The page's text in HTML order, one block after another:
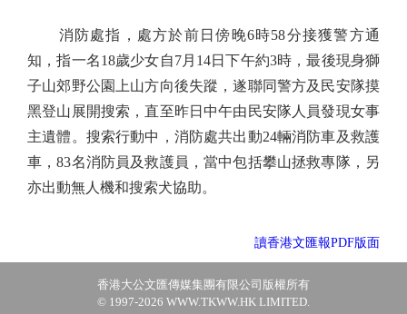
消防處指，處方於前日傍晚6時58分接獲警方通
知，指一名18歲少女自7月14日下午約3時，最後現身獅
子山郊野公園上山方向後失蹤，遂聯同警方及民安隊摸
黑登山展開搜索，直至昨日中午由民安隊人員發現女事
主遺體。搜索行動中，消防處共出動24輛消防車及救護
車，83名消防員及救護員，當中包括攀山拯救專隊，另
亦出動無人機和搜索犬協助。
讀香港文匯報PDF版面
香港大公文匯傳媒集團有限公司版權所有
© 1997-2026 WWW.TKWW.HK LIMITED.